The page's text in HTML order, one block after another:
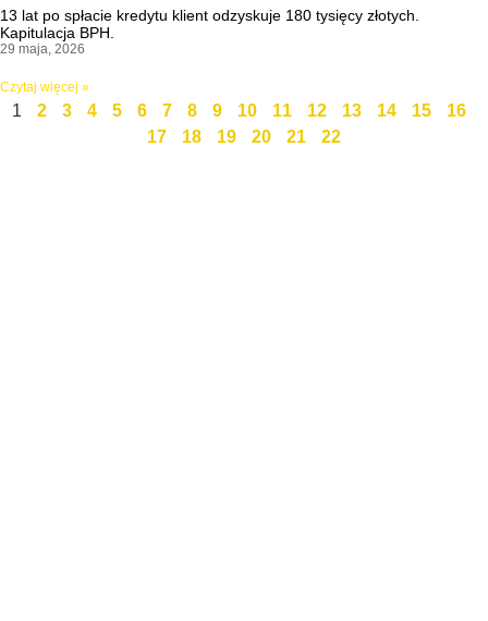
13 lat po spłacie kredytu klient odzyskuje 180 tysięcy złotych.
Kapitulacja BPH.
29 maja, 2026
Czytaj więcej »
1 2 3 4 5 6 7 8 9 10 11 12 13 14 15
16
17
18 19 20 21 22